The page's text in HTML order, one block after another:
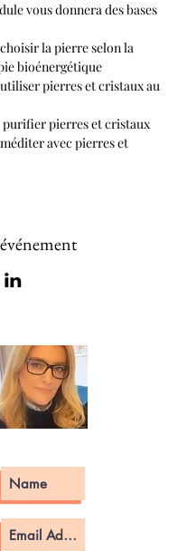
vous donnera des bases
la pierre selon la
bioénergétique
pierres et cristaux au
purifier pierres et cristaux
avec pierres et